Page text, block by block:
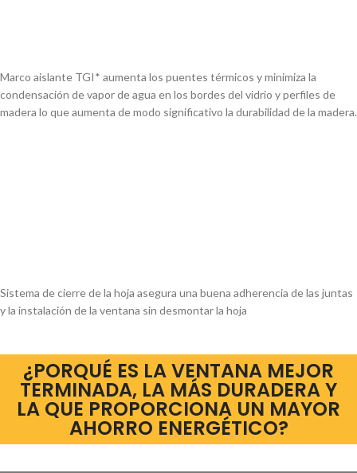
Marco aislante TGI* aumenta los puentes térmicos y minimiza la
condensación de vaporde agua en los bordes del vidrio y perfiles de
madera lo que aumenta de modo significativo la durabilidad de la madera.
Sistema de cierre de la hoja asegura una buena adherencia de las juntas
y la instalación dela ventana sin desmontar la hoja
¿PORQUÉ ES LA VENTANA MEJOR
TERMINADA, LA MÁS DURADERA Y
LA QUE PROPORCIONA UN MAYOR
AHORRO ENERGÉTICO?